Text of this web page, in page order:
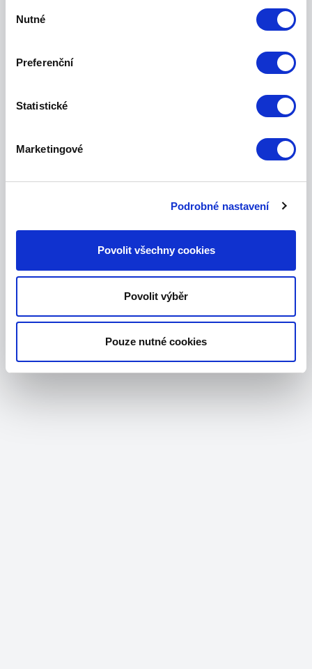
souhlasu
Nutné
Preferenční
Statistické
Marketingové
Podrobné nastavení
Povolit všechny cookies
Povolit výběr
Pouze nutné cookies
V jakých situacích mi Tísňová linka
JABLOTRON pomůže?